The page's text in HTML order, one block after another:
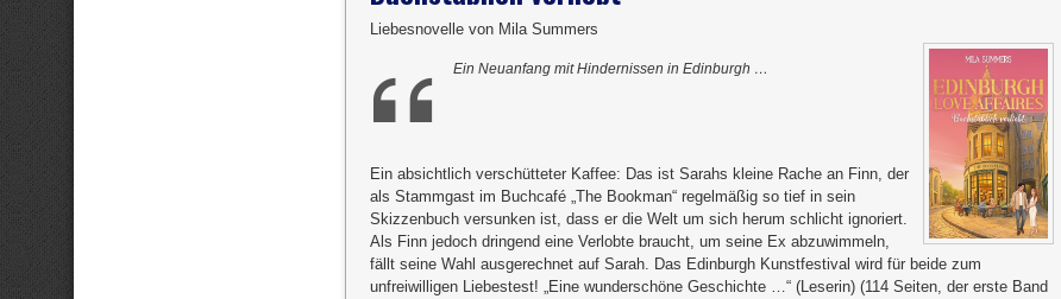
Liebesnovelle von Mila Summers
Ein Neuanfang mit Hindernissen in Edinburgh …
Ein absichtlich verschütteter Kaffee: Das ist Sarahs kleine Rache an Finn, der
als Stammgast im Buchcafé „The Bookman“ regelmäßig so tief in sein
Skizzenbuch versunken ist, dass er die Welt um sich herum schlicht ignoriert.
Als Finn jedoch dringend eine Verlobte braucht, um seine Ex abzuwimmeln,
fällt seine Wahl ausgerechnet auf Sarah. Das Edinburgh Kunstfestival wird für beide zum
unfreiwilligen Liebestest! „Eine wunderschöne Geschichte …“ (Leserin) (114 Seiten, der erste Band